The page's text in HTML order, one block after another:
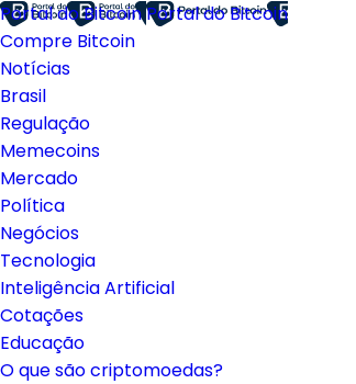
Portal do BitcoinPortal do Bitcoin
Compre Bitcoin
Notícias
Brasil
Regulação
Memecoins
Mercado
Política
Negócios
Tecnologia
Inteligência Artificial
Cotações
Educação
O que são criptomoedas?